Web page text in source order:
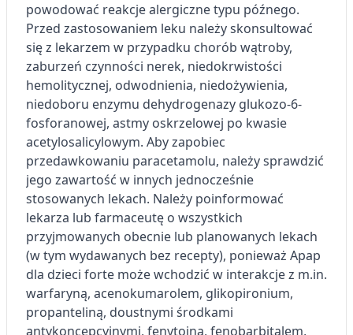
powodować reakcje alergiczne typu późnego.
Przed zastosowaniem leku należy skonsultować
się z lekarzem w przypadku chorób wątroby,
zaburzeń czynności nerek, niedokrwistości
hemolitycznej, odwodnienia, niedożywienia,
niedoboru enzymu dehydrogenazy glukozo-6-
fosforanowej, astmy oskrzelowej po kwasie
acetylosalicylowym. Aby zapobiec
przedawkowaniu paracetamolu, należy sprawdzić
jego zawartość w innych jednocześnie
stosowanych lekach. Należy poinformować
lekarza lub farmaceutę o wszystkich
przyjmowanych obecnie lub planowanych lekach
(w tym wydawanych bez recepty), ponieważ Apap
dla dzieci forte może wchodzić w interakcje z m.in.
warfaryną, acenokumarolem, glikopironium,
propanteliną, doustnymi środkami
antykoncepcyjnymi, fenytoiną, fenobarbitalem,
Wykorzystywanie profili w celu doboru
spersonalizowanych treści
Pomiar efektywności reklam
Pomiar efektywności treści
Rozumienie odbiorców dzięki statystyce lub
kombinacji danych z różnych źródeł
Rozwój i ulepszanie usług
Wykorzystywanie ograniczonych danych do
wyboru treści
Funkcje specjalne IAB:
Użycie dokładnych danych
geolokalizacyjnych
Identyfikowanie urządzeń na podstawie
aktywnie żądanych informacji